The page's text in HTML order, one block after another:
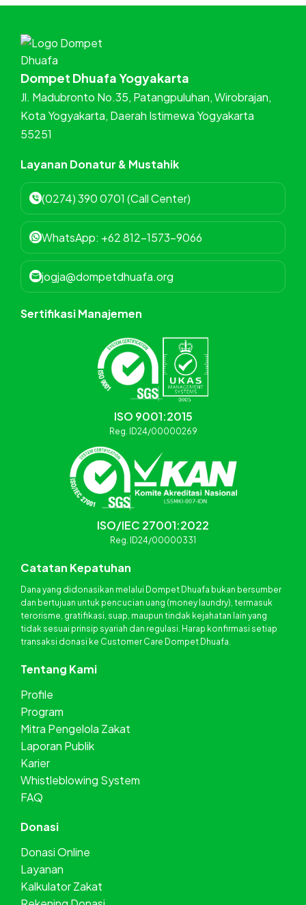
Dompet Dhuafa Yogyakarta
Jl. Madubronto No.35, Patangpuluhan, Wirobrajan,
Kota Yogyakarta, Daerah Istimewa Yogyakarta
55251
Layanan Donatur & Mustahik
(0274) 390 0701 (Call Center)
WhatsApp: +62 812-1573-9066
jogja@dompetdhuafa.org
Sertifikasi Manajemen
ISO 9001:2015
Reg. ID24/00000269
ISO/IEC 27001:2022
Reg. ID24/00000331
Catatan Kepatuhan
Dana yang didonasikan melalui Dompet Dhuafa bukan bersumber
dan bertujuan untuk pencucian uang (money laundry), termasuk
terorisme, gratifikasi, suap, maupun tindak kejahatan lain yang
tidak sesuai prinsip syariah dan regulasi. Harap konfirmasi setiap
transaksi donasi ke Customer Care Dompet Dhuafa.
Tentang Kami
Profile
Program
Mitra Pengelola Zakat
Laporan Publik
Karier
Whistleblowing System
FAQ
Donasi
Donasi Online
Layanan
Kalkulator Zakat